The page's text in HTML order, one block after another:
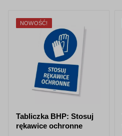
NOWOŚĆ!
Tabliczka BHP: Stosuj
rękawice ochronne